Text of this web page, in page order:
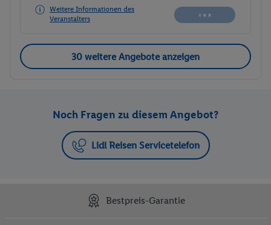
Weitere Informationen des
Veranstalters
30 weitere Angebote anzeigen
Noch Fragen zu diesem Angebot?
Lidl Reisen Servicetelefon
Bestpreis-Garantie